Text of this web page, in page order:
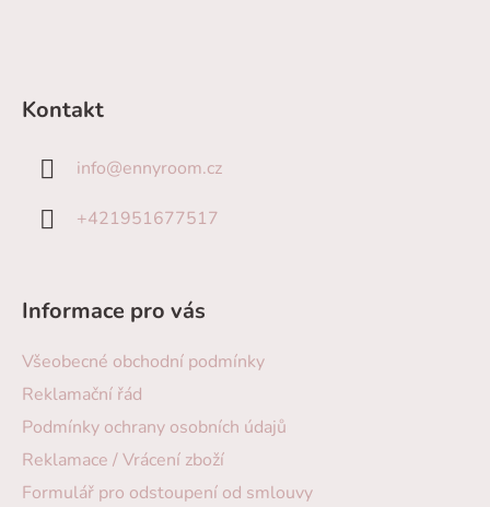
Kontakt
info@ennyroom.cz
+421951677517
Informace pro vás
Všeobecné obchodní podmínky
Reklamační řád
Podmínky ochrany osobních údajů
Reklamace / Vrácení zboží
Formulář pro odstoupení od smlouvy